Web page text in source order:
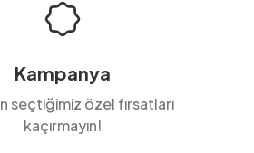
Kampanya
seçtiğimiz özel fırsatları
kaçırmayın!